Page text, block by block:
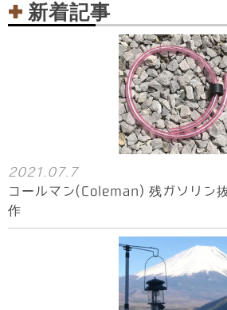
新着記事
2021.07.7
コールマン(Coleman) 残ガソリン
作